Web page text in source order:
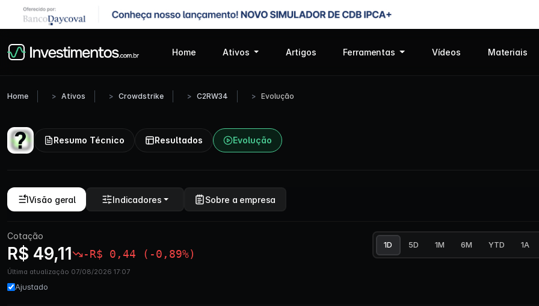
Home Ativos Artigos Ferramentas Vídeos Materiais
Home Ativos Crowdstrike C2RW34 Evolução
Resumo Técnico Resultados Evolução
Visão geral Indicadores Sobre a empresa
Cotação
R$ 49,11 -R$ 0,44 (-0,89%)
Última atualização 07/08/2026 17:07
Ajustado
1D 5D 1M 6M YTD 1A